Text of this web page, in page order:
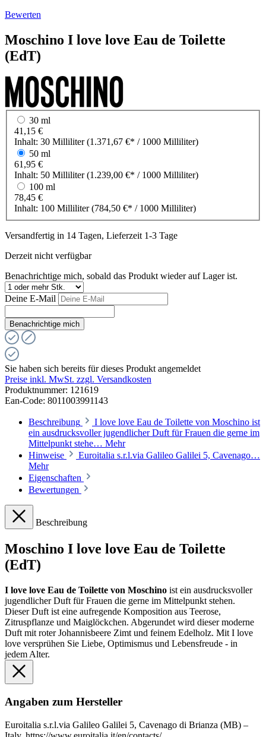
Bewerten
Moschino I love love Eau de Toilette
(EdT)
30 ml
41,15 €
Inhalt: 30 Milliliter(1.371,67 €* / 1000 Milliliter)
50 ml
61,95 €
Inhalt: 50 Milliliter(1.239,00 €* / 1000 Milliliter)
100 ml
78,45 €
Inhalt: 100 Milliliter(784,50 €* / 1000 Milliliter)
Versandfertig in 14 Tagen, Lieferzeit 1-3 Tage
Derzeit nicht verfügbar
Benachrichtige mich, sobald das Produkt wieder auf Lager ist.
Deine E-Mail
Benachrichtige mich
Sie haben sich bereits für dieses Produkt angemeldet
Preise inkl. MwSt. zzgl. Versandkosten
Produktnummer: 121619
Ean-Code: 8011003991143
Beschreibung
I love love Eau de Toilette von Moschino ist
ein ausdrucksvoller jugendlicher Duft für Frauen die gerne im
Mittelpunkt stehe… Mehr
Hinweise
Euroitalia s.r.l.via Galileo Galilei 5, Cavenago…
Mehr
Eigenschaften
Bewertungen
Beschreibung
Moschino I love love Eau de Toilette
(EdT)
I love love Eau de Toilette von Moschino ist ein ausdrucksvoller
jugendlicher Duft für Frauen die gerne im Mittelpunkt stehen.
Dieser Duft ist eine aufregende Komposition aus Teerose,
Zitruspflanze und Maiglöckchen. Abgerundet wird dieser moderne
Duft mit roter Johannisbeere Zimt und feinem Edelholz. Mit I love
love versprühen Sie Liebe, Optimismus und Lebensfreude - in
jedem Alter.
Angaben zum Hersteller
Euroitalia s.r.l.via Galileo Galilei 5, Cavenago di Brianza (MB) –